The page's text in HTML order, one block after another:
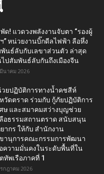
ด! แวดวงพลังงานจับตา “รองผู้
” หน่วยงานบิ๊กดีลไฟฟ้า ลือหึ่ง
นธ์ลับกับเลขาส่วนตัว ล่าสุด
ปสัมพันธ์ลับกันถึงเมืองจีน
นาคม 2026
ยปฏิบัติการทางน้ำคชสีห์
วัดตราด ร่วมกับ กู้ภัยปฏิบัติการ
ษ และสมาคมสว่างบุญช่วย
อธรรมสถานตราด สนับสนุน
ากร ให้กับ สำนักงาน
านุการคณะกรรมการพัฒนา
ความมั่นคงในระดับพื้นที่ใน
ทัพเรือภาคที่ 1
กฎาคม 2026